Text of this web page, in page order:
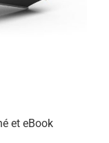
et eBook